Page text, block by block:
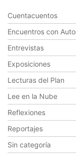
Cuentacuentos
Encuentros con
Entrevistas
Exposiciones
Lecturas del Plan
Lee en la Nube
Reflexiones
Reportajes
Sin categoría